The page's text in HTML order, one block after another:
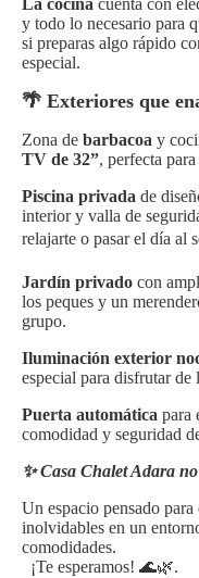
La cocina cuenta con
y todo lo necesario para
si preparas algo rápido
especial.
🌴 Exteriores que
Zona de barbacoa y
TV de 32”, perfecta
Piscina privada de
interior y valla de
relajarte o pasar el día al
Jardín privado con
los peques y un
grupo.
Iluminación exterior
especial para disfrutar de
Puerta automática para
comodidad y seguridad
✨ Casa Chalet Adara
Un espacio pensado
inolvidables en un
¡Te esperamos! 🌊🌿.